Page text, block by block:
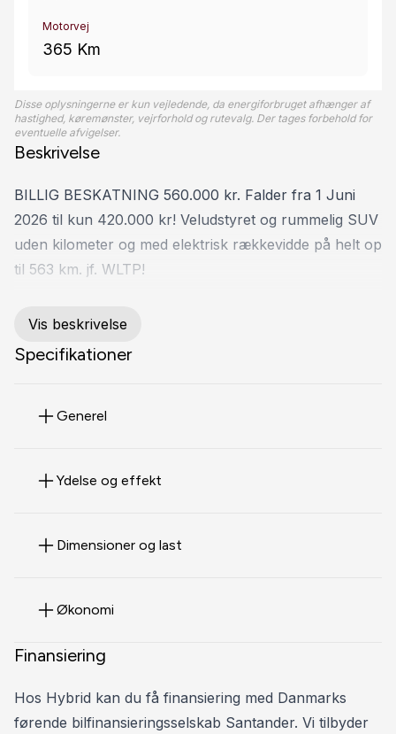
Motorvej
365 Km
Disse oplysningerne er kun vejledende, da energiforbruget afhænger af
hastighed, køremønster, vejrforhold og rutevalg. Der tages forbehold for
eventuelle afvigelser.
Beskrivelse
BILLIG BESKATNING 560.000 kr. Falder fra 1 Juni
2026 til kun 420.000 kr! Veludstyret og rummelig SUV
uden kilometer og med elektrisk rækkevidde på helt op
til 563 km. jf. WLTP!
Highlights:
* Panoramaglastag
* Aftageligt træk
* ACC - adaptiv fartpilot
* Luftundervogn
* Komfortnøgle (keyless go/entry)
* Bakkamera
* Vognbaneassistent
* Manhattangrå metallak
Vis beskrivelse
Specifikationer
Generel
Ydelse og effekt
Dimensioner og last
Økonomi
Finansiering
Hos Hybrid kan du få finansiering med Danmarks
førende bilfinansieringsselskab Santander. Vi tilbyder